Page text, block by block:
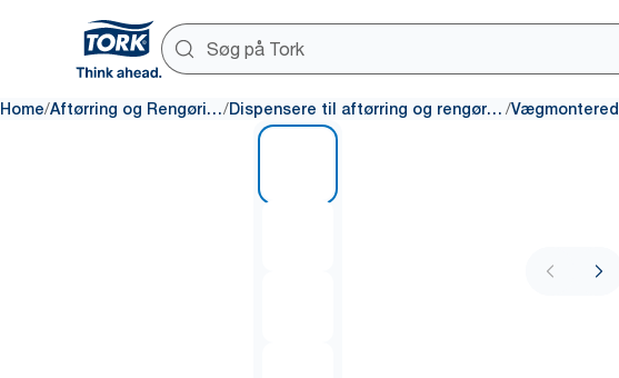
Home/ Aftørring og Rengøring/ Dispensere til aftørring og rengøring /